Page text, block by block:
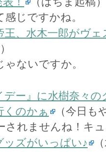
じですかね。
王、水木一郎がヴ
ないですか。
デー』に水樹奈々
くのかぁ
（今日も
されませんね！キ
ッズがいっぱい♪